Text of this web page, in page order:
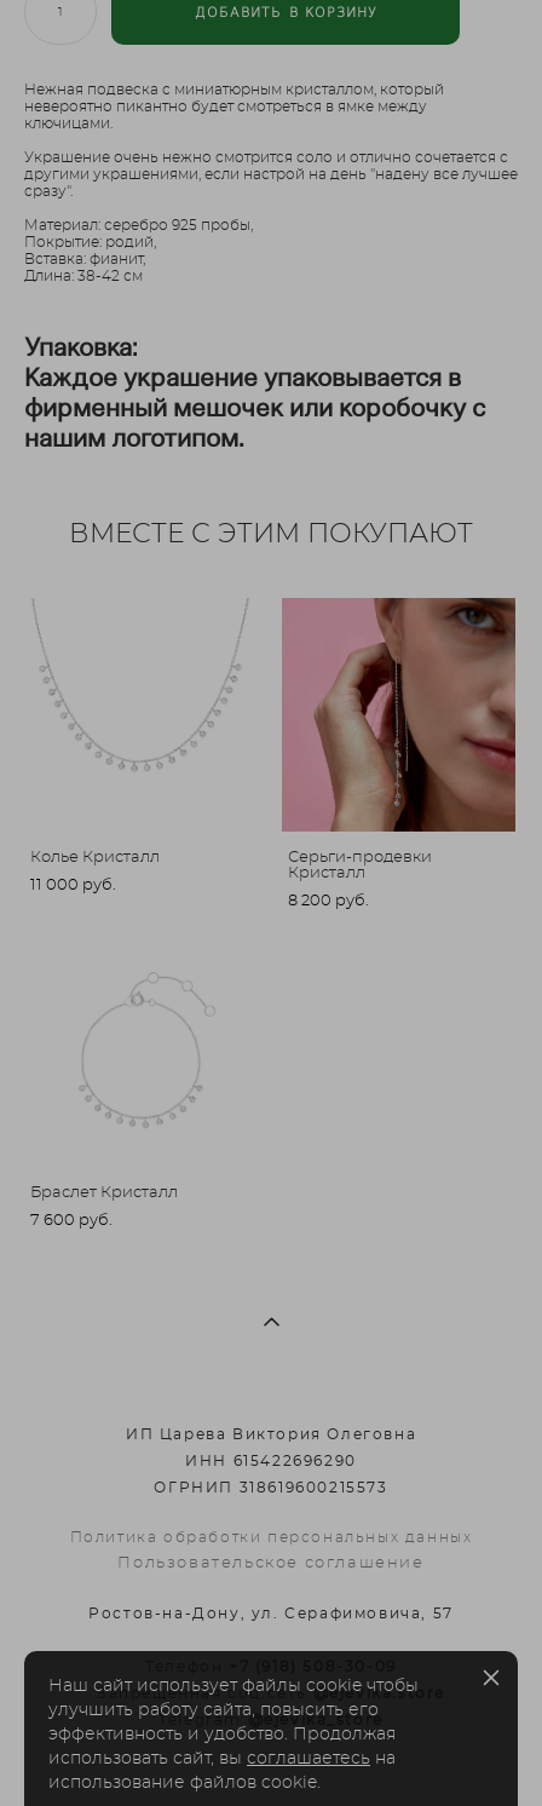
ДОБАВИТЬ В КОРЗИНУ
Нежная подвеска с миниатюрным кристаллом, который
невероятно пикантно будет смотреться в ямке между
ключицами.
Украшение очень нежно смотрится соло и отлично сочетается с
другими украшениями, если настрой на день "надену все лучшее
сразу".
Материал: серебро 925 пробы,
Покрытие: родий,
Вставка: фианит,
Длина: 38-42 см
Упаковка:
Каждое украшение упаковывается в
фирменный мешочек или коробочку с
нашим логотипом.
ВМЕСТЕ С ЭТИМ ПОКУПАЮТ
Колье Кристалл
11 000 pуб.
Серьги-продевки
Кристалл
8 200 pуб.
Браслет Кристалл
7 600 pуб.
ИП Царева Виктория Олеговна
ИНН 615422696290
ОГРНИП 318619600215573
Политика обработки персональных данных
Пользовательское соглашение
Ростов-на-Дону, ул. Серафимовича, 57
Запрещенная соц.сеть@ejevika.store
Telegram @ejevika_store
Наш сайт использует файлы cookie чтобы
улучшить работу сайта, повысить его
эффективность и удобство. Продолжая
использовать сайт, вы соглашаетесь на
использование файлов cookie.